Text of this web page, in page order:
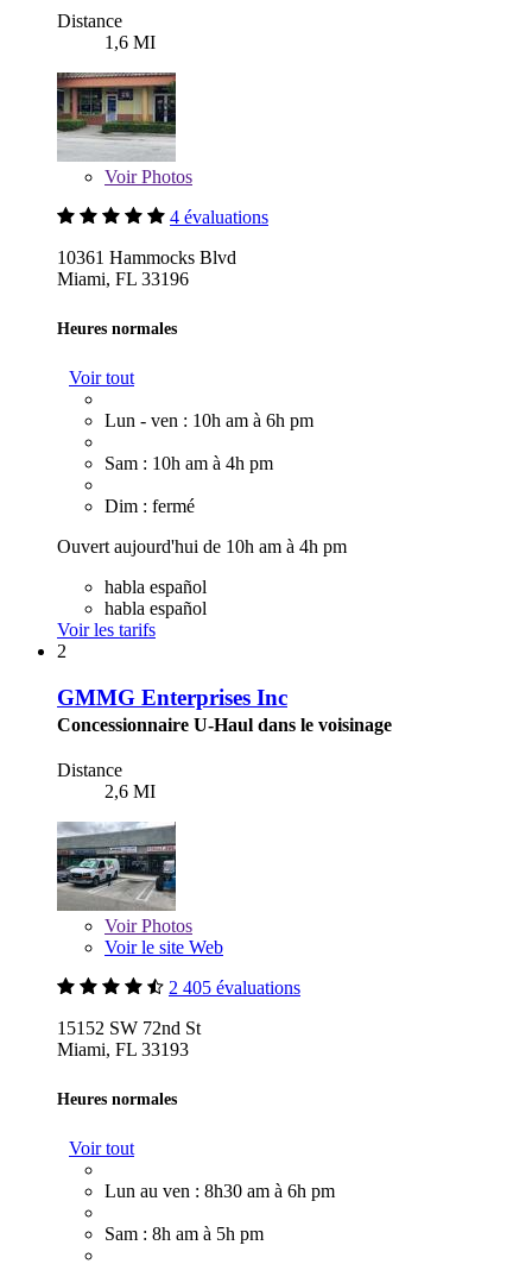
Distance
1,6 MI
VoirPhotos
4 évaluations
10361 Hammocks Blvd
Miami, FL 33196
Heures normales
Voir tout
Lun - ven : 10h am à 6h pm
Sam : 10h am à 4h pm
Dim : fermé
Ouvert aujourd'hui de 10h am à 4h pm
habla español
habla español
Voir les tarifs
2
GMMG Enterprises Inc
Concessionnaire U-Haul dans le voisinage
Distance
2,6 MI
VoirPhotos
Voir le site Web
2 405 évaluations
15152 SW 72nd St
Miami, FL 33193
Heures normales
Voir tout
Lun au ven : 8h30 am à 6h pm
Sam : 8h am à 5h pm